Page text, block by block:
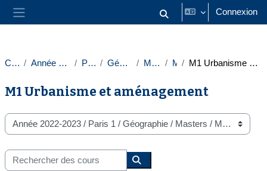
Panneau latéral Activer/désactiver la saisie
Connexion
Cours Année 2022-2023 Paris 1 Géographie Masters M1 M1 Urbanisme et aménagement
M1 Urbanisme et aménagement
Catégories de cours
Rechercher des cours